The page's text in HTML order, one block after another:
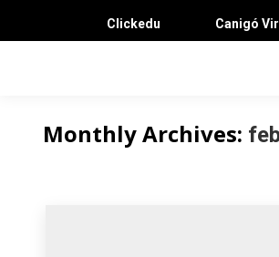
Clickedu Canigó
Monthly Archives: